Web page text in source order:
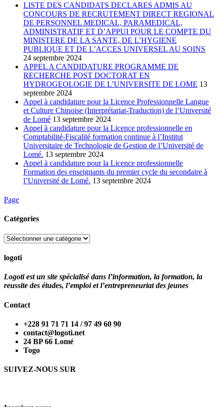
LISTE DES CANDIDATS DECLARES ADMIS AU
CONCOURS DE RECRUTEMENT DIRECT REGIONAL
DE PERSONNEL MEDICAL, PARAMEDICAL,
ADMINISTRATIF ET D’APPUI POUR LE COMPTE DU
MINISTERE DE LA SANTE, DE L’HYGIENE
PUBLIQUE ET DE L’ACCES UNIVERSEL AU SOINS
24 septembre 2024
APPEL A CANDIDATURE PROGRAMME DE
RECHERCHE POST DOCTORAT EN
HYDROGEOLOGIE DE L’UNIVERSITE DE LOME 13
septembre 2024
Appel à candidature pour la Licence Professionnelle Langue
et Culture Chinoise (Interprétariat-Traduction) de l’Université
de Lomé 13 septembre 2024
Appel à candidature pour la Licence professionnelle en
Comptabilité-Fiscalité formation continue à l’Institut
Universitaire de Technologie de Gestion de l’Université de
Lomé. 13 septembre 2024
Appel à candidature pour la Licence professionnelle
Formation des enseignants du premier cycle du secondaire à
l’Université de Lomé. 13 septembre 2024
Page
Catégories
Catégories
logoti
Logoti est un site spécialisé dans l’information, la formation, la
reussite des études, l’emploi et l’entrepreneuriat des jeunes
Contact
+228 91 71 71 14 / 97 49 60 90
contact@logoti.net
24 BP 66 Lomé
Togo
SUIVEZ-NOUS SUR